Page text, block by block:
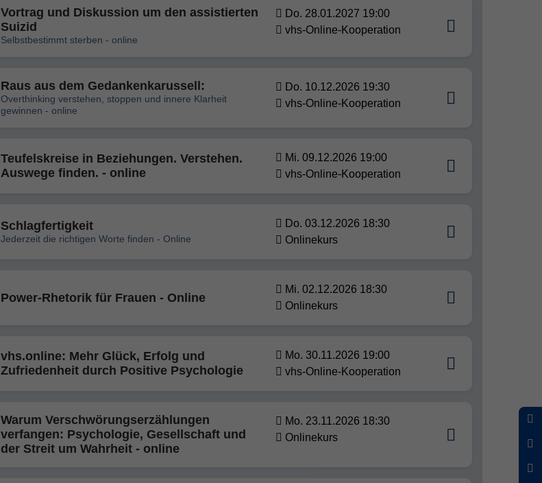
Vortrag und Diskussion um den assistierten
Suizid
Selbstbestimmt sterben - online
Do. 28.01.2027 19:00
vhs-Online-Kooperation
Raus aus dem Gedankenkarussell:
Overthinking verstehen, stoppen und innere Klarheit
gewinnen - online
Do. 10.12.2026 19:30
vhs-Online-Kooperation
Teufelskreise in Beziehungen. Verstehen.
Auswege finden. - online
Mi. 09.12.2026 19:00
vhs-Online-Kooperation
Schlagfertigkeit
Jederzeit die richtigen Worte finden - Online
Do. 03.12.2026 18:30
Onlinekurs
Power-Rhetorik für Frauen - Online
Mi. 02.12.2026 18:30
Onlinekurs
vhs.online: Mehr Glück, Erfolg und
Zufriedenheit durch Positive Psychologie
Mo. 30.11.2026 19:00
vhs-Online-Kooperation
Warum Verschwörungserzählungen
verfangen: Psychologie, Gesellschaft und
der Streit um Wahrheit - online
Mo. 23.11.2026 18:30
Onlinekurs